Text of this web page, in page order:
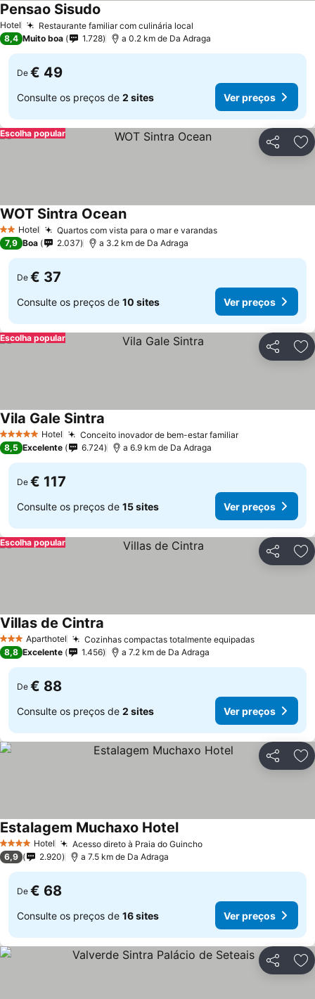
Hotel Restaurante familiar com culinária local
Pensao Sisudo
8,4 Muito boa 1.728 a 0.2 km de Da Adraga
De € 49
Consulte os preços de 2 sites Ver preços
Partilhar
Escolha popular
2 Estrelas
Hotel Quartos com vista para o mar e varandas
WOT Sintra Ocean
7,9 Boa 2.037 a 3.2 km de Da Adraga
De € 37
Consulte os preços de 10 sites Ver preços
Partilhar
Escolha popular
5 Estrelas Hotel Conceito inovador de bem-estar familiar
Vila Gale Sintra
8,5 Excelente 6.724 a 6.9 km de Da Adraga
De € 117
Consulte os preços de 15 sites Ver preços
Partilhar
Escolha popular
3 EstrelasAparthotel Cozinhas compactas totalmente equipadas
Villas de Cintra
8,8 Excelente 1.456 a 7.2 km de Da Adraga
De € 88
Consulte os preços de 2 sites Ver preços
Partilhar
4 EstrelasHotel Acesso direto à Praia do Guincho
Estalagem Muchaxo Hotel
6,9 2.920 a 7.5 km de Da Adraga
De € 68
Consulte os preços de 16 sites Ver preços
Partilhar